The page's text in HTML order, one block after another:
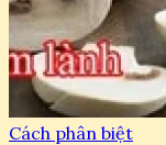
Cách phân biệt